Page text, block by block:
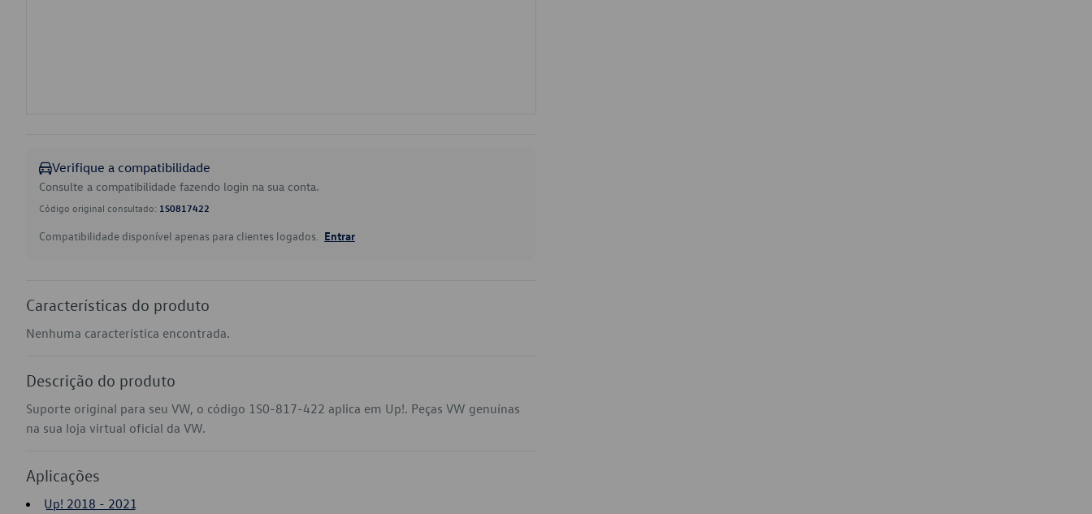
Verifique a compatibilidade
Consulte a compatibilidade fazendo login na sua conta.
Código original consultado: 1S0817422
Compatibilidade disponível apenas para clientes logados. Entrar
Características do produto
Nenhuma característica encontrada.
Descrição do produto
Suporte original para seu VW, o código 1S0-817-422 aplica em Up!. Peças VW genuínas
na sua loja virtual oficial da VW.
Aplicações
Up! 2018 - 2021